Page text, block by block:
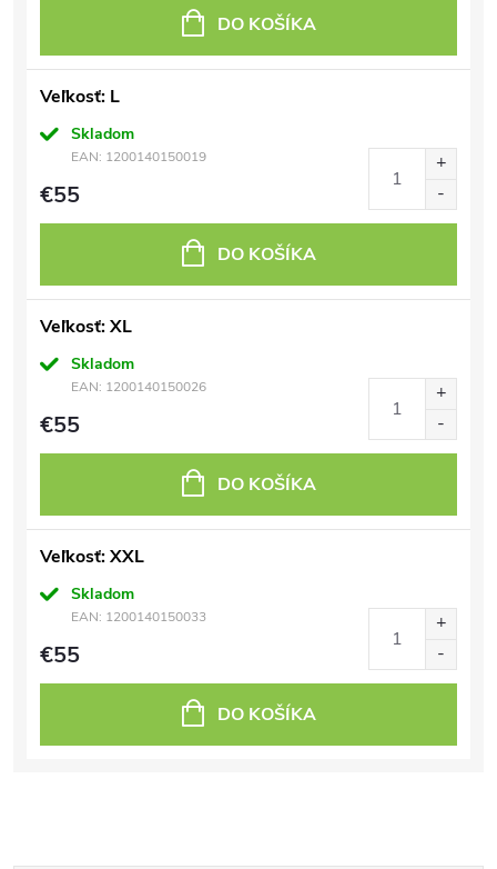
DO KOŠÍKA
Veľkosť: L
Skladom
EAN: 1200140150019
€55
DO KOŠÍKA
Veľkosť: XL
Skladom
EAN: 1200140150026
€55
DO KOŠÍKA
Veľkosť: XXL
Skladom
EAN: 1200140150033
€55
DO KOŠÍKA